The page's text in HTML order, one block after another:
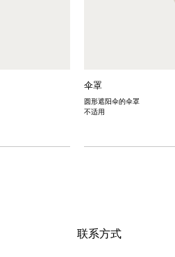
伞罩
圆形遮阳伞的伞罩
不适用
联系方式